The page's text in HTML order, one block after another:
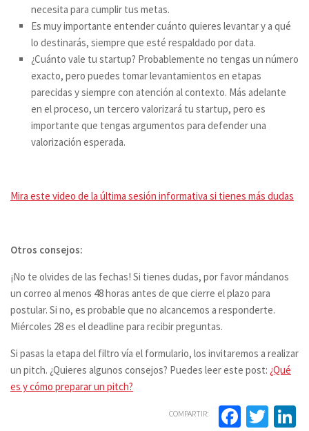
necesita para cumplir tus metas.
Es muy importante entender cuánto quieres levantar y a qué
lo destinarás, siempre que esté respaldado por data.
¿Cuánto vale tu startup? Probablemente no tengas un número
exacto, pero puedes tomar levantamientos en etapas
parecidas y siempre con atención al contexto. Más adelante
en el proceso, un tercero valorizará tu startup, pero es
importante que tengas argumentos para defender una
valorización esperada.
Mira este video de la última sesión informativa si tienes más dudas
Otros consejos:
¡No te olvides de las fechas! Si tienes dudas, por favor mándanos
un correo al menos 48 horas antes de que cierre el plazo para
postular. Si no, es probable que no alcancemos a responderte.
Miércoles 28 es el deadline para recibir preguntas.
Si pasas la etapa del filtro vía el formulario, los invitaremos a realizar
un pitch. ¿Quieres algunos consejos? Puedes leer este post: ¿Qué
es y cómo preparar un pitch?
COMPARTIR: